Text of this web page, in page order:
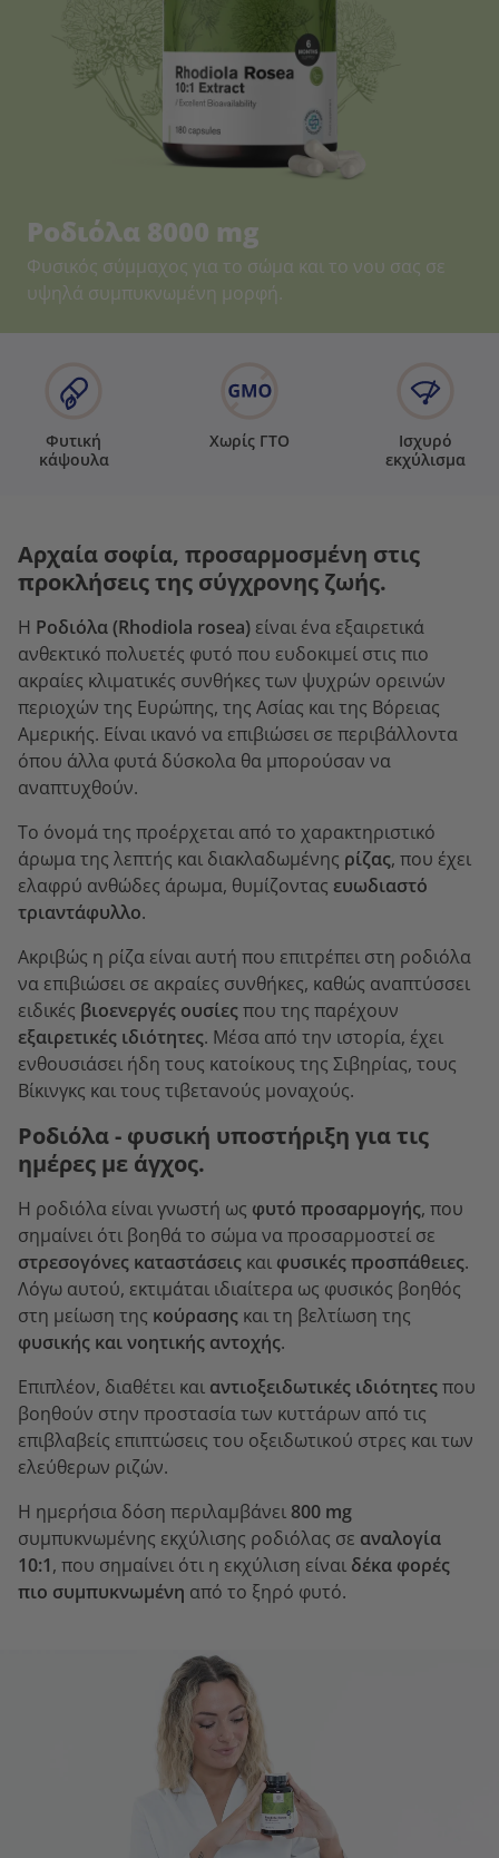
Ροδιόλα 8000 mg
Φυσικός σύμμαχος για το σώμα και το νου σας σε
υψηλά συμπυκνωμένη μορφή.
Φυτική
κάψουλα
Χωρίς ΓΤΟ
Ισχυρό
εκχύλισμα
Αρχαία σοφία, προσαρμοσμένη στις
προκλήσεις της σύγχρονης ζωής.
Η Ροδιόλα (Rhodiola rosea) είναι ένα εξαιρετικά
ανθεκτικό πολυετές φυτό που ευδοκιμεί στις πιο
ακραίες κλιματικές συνθήκες των ψυχρών ορεινών
περιοχών της Ευρώπης, της Ασίας και της Βόρειας
Αμερικής. Είναι ικανό να επιβιώσει σε περιβάλλοντα
όπου άλλα φυτά δύσκολα θα μπορούσαν να
αναπτυχθούν.
Το όνομά της προέρχεται από το χαρακτηριστικό
άρωμα της λεπτής και διακλαδωμένης ρίζας, που έχει
ελαφρύ ανθώδες άρωμα, θυμίζοντας ευωδιαστό
τριαντάφυλλο.
Ακριβώς η ρίζα είναι αυτή που επιτρέπει στη ροδιόλα
να επιβιώσει σε ακραίες συνθήκες, καθώς αναπτύσσει
ειδικές βιοενεργές ουσίες που της παρέχουν
εξαιρετικές ιδιότητες. Μέσα από την ιστορία, έχει
ενθουσιάσει ήδη τους κατοίκους της Σιβηρίας, τους
Βίκινγκς και τους τιβετανούς μοναχούς.
Ροδιόλα - φυσική υποστήριξη για τις
ημέρες με άγχος.
Η ροδιόλα είναι γνωστή ως φυτό προσαρμογής, που
σημαίνει ότι βοηθά το σώμα να προσαρμοστεί σε
στρεσογόνες καταστάσεις και φυσικές προσπάθειες.
Λόγω αυτού, εκτιμάται ιδιαίτερα ως φυσικός βοηθός
στη μείωση της κούρασης και τη βελτίωση της
φυσικής και νοητικής αντοχής.
Επιπλέον, διαθέτει και αντιοξειδωτικές ιδιότητες που
βοηθούν στην προστασία των κυττάρων από τις
επιβλαβείς επιπτώσεις του οξειδωτικού στρες και των
ελεύθερων ριζών.
Η ημερήσια δόση περιλαμβάνει 800 mg
συμπυκνωμένης εκχύλισης ροδιόλας σε αναλογία
10:1, που σημαίνει ότι η εκχύλιση είναι δέκα φορές
πιο συμπυκνωμένη από το ξηρό φυτό.